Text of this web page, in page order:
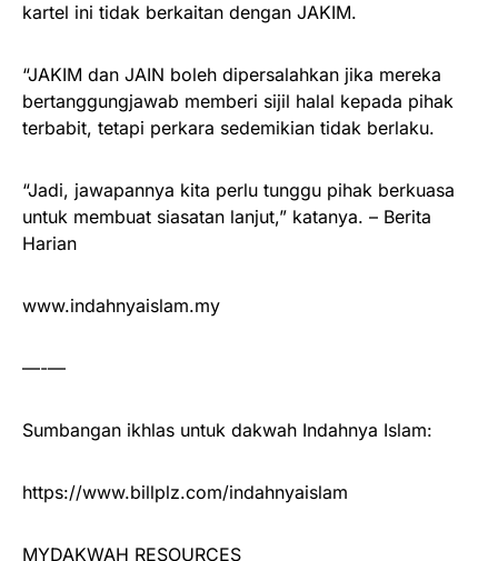
kartel ini tidak berkaitan dengan JAKIM.
“JAKIM dan JAIN boleh dipersalahkan jika mereka
bertanggungjawab memberi sijil halal kepada pihak
terbabit, tetapi perkara sedemikian tidak berlaku.
“Jadi, jawapannya kita perlu tunggu pihak berkuasa
untuk membuat siasatan lanjut,” katanya. – Berita
Harian
www.indahnyaislam.my
—-—
Sumbangan ikhlas untuk dakwah Indahnya Islam:
https://www.billplz.com/indahnyaislam
MYDAKWAH RESOURCES